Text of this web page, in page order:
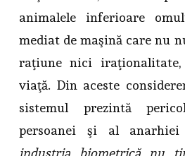
animalele inferioare
mediat de maşină care nu
raţiune nici
viaţă. Din aceste
sistemul prezintă
persoanei şi al anarhiei
industria biometrică nu